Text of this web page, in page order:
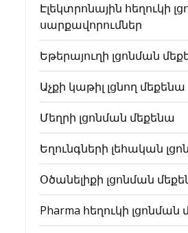
Էլեկտրոնային հեղուկի
սարքավորումներ
Եթերայուղի լցոնման
Աչքի կաթիլ լցնող մեքենա
Մեղրի լցոնման մեքենա
Եղունգների լեհական
Օծանելիքի լցոնման
Pharma հեղուկի լցոնման